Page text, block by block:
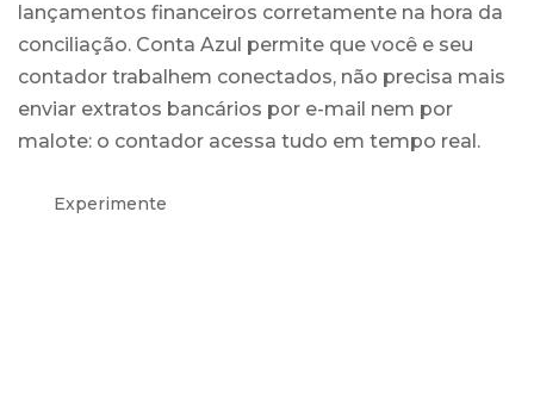
lançamentos financeiros corretamente na hora da
conciliação. Conta Azul permite que você e seu
contador trabalhem conectados, não precisa mais
enviar extratos bancários por e-mail nem por
malote: o contador acessa tudo em tempo real.
Experimente